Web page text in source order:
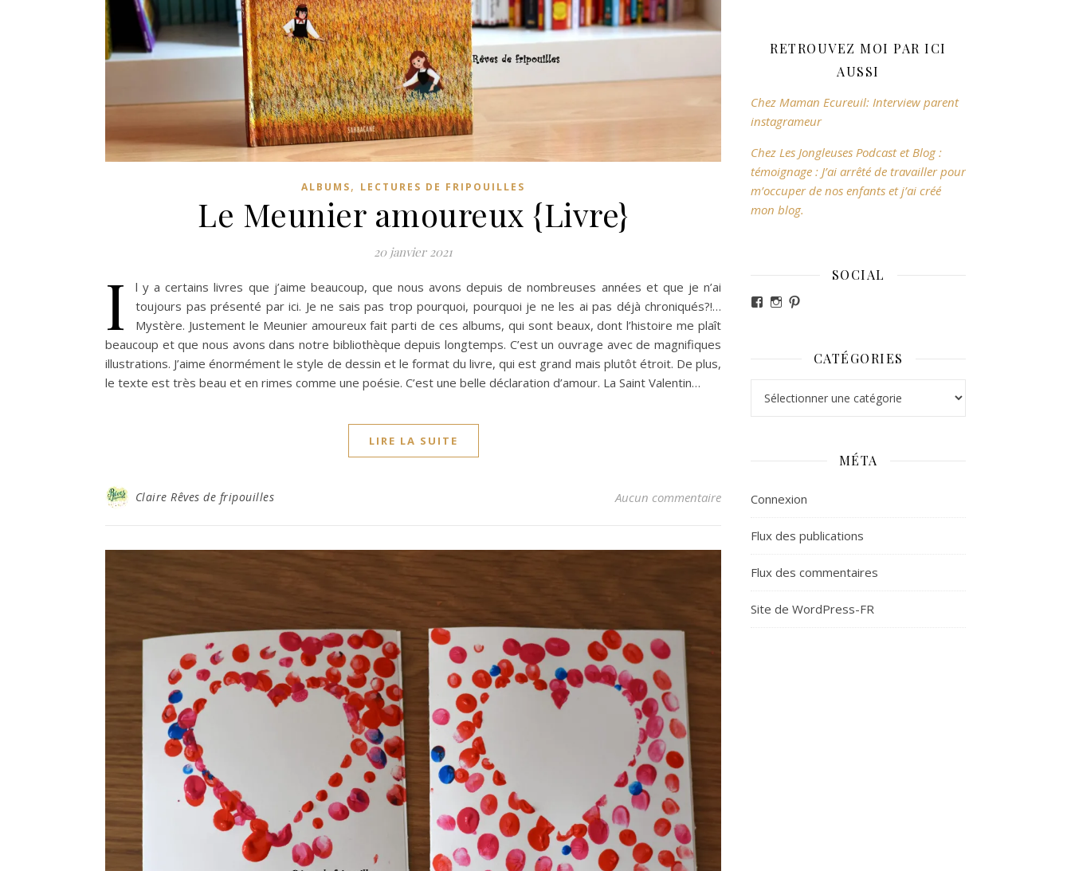
ALBUMS, LECTURES DE FRIPOUILLES
Le Meunier amoureux {Livre}
20 janvier 2021
I
l y a certains livres que j’aime beaucoup, que nous avons depuis de nombreuses années et que je n’ai
toujours pas présenté par ici. Je ne sais pas trop pourquoi, pourquoi je ne les ai pas déjà chroniqués?!…
Mystère. Justement le Meunier amoureux fait parti de ces albums, qui sont beaux, dont l’histoire me plaît
beaucoup et que nous avons dans notre bibliothèque depuis longtemps. C’est un ouvrage avec de magnifiques
illustrations. J’aime énormément le style de dessin et le format du livre, qui est grand mais plutôt étroit. De plus,
le texte est très beau et en rimes comme une poésie. C’est une belle déclaration d’amour. La Saint Valentin…
LIRE LA SUITE
Claire Rêves de fripouilles Aucun commentaire
RETROUVEZ MOI PAR ICI
AUSSI
Chez Maman Ecureuil: Interview parent
instagrameur
Chez Les Jongleuses Podcast et Blog :
témoignage : J’ai arrêté de travailler pour
m’occuper de nos enfants et j’ai créé
mon blog.
SOCIAL
Voir le profil de revesdefripouilles sur Facebook
Voir le profil de claire_revesdefripouilles sur
CATÉGORIES
MÉTA
Connexion
Flux des publications
Flux des commentaires
Site de WordPress-FR